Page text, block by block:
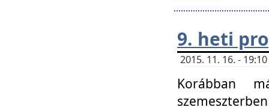
9. heti
2015. 11. 16. -
Korábban